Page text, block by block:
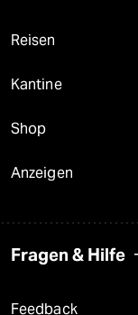
Reisen
Kantine
Shop
Anzeigen
Fragen & Hilfe
Feedback